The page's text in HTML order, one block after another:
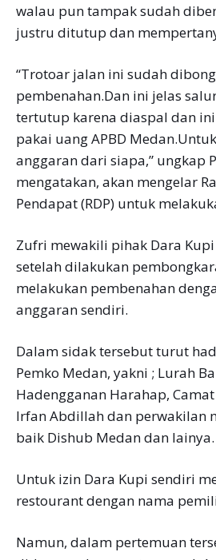
walau pun tampak sudah
justru ditutup dan
“Trotoar jalan ini sudah
pembenahan.Dan ini jelas
tertutup karena diaspal dan
pakai uang APBD
anggaran dari siapa,” ungkap
mengatakan, akan mengelar
Pendapat (RDP) untuk
Zufri mewakili pihak Dara
setelah dilakukan
melakukan pembenahan
anggaran sendiri.
Dalam sidak tersebut turut
Pemko Medan, yakni ; Lurah
Hadengganan Harahap,
Irfan Abdillah dan perwakilan
baik Dishub Medan dan lainya.
Untuk izin Dara Kupi sendiri
restourant dengan nama
Namun, dalam pertemuan